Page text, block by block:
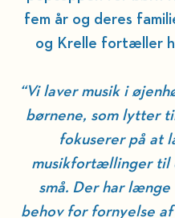
fem år og deres
og Krelle fortæller
“Vi laver musik i
børnene, som lytter
fokuserer på at
musikfortællinger til
små. Der har
behov for fornyelse